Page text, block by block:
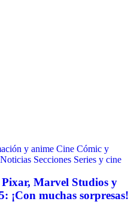
y anime Cine Cómic y
Noticias Secciones Series y cine
Marvel Studios y
¡Con muchas sorpresas!